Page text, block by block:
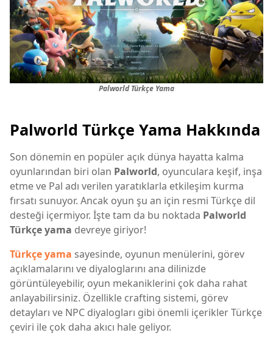
Palworld Türkçe Yama
Palworld Türkçe Yama Hakkında
Son dönemin en popüler açık dünya hayatta kalma
oyunlarından biri olan Palworld, oyunculara keşif, inşa
etme ve Pal adı verilen yaratıklarla etkileşim kurma
fırsatı sunuyor. Ancak oyun şu an için resmi Türkçe dil
desteği içermiyor. İşte tam da bu noktada Palworld
Türkçe yama devreye giriyor!
Türkçe yama sayesinde, oyunun menülerini, görev
açıklamalarını ve diyaloglarını ana dilinizde
görüntüleyebilir, oyun mekaniklerini çok daha rahat
anlayabilirsiniz. Özellikle crafting sistemi, görev
detayları ve NPC diyalogları gibi önemli içerikler Türkçe
çeviri ile çok daha akıcı hale geliyor.